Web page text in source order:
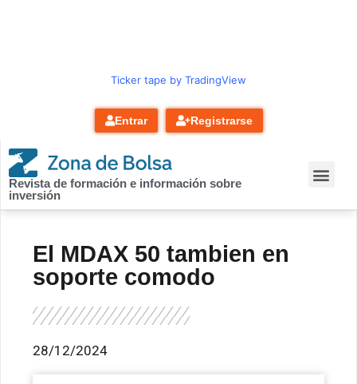
Ticker tape by TradingView
Entrar Registrarse
Revista de formación e información sobre
inversión
El MDAX 50 tambien en
soporte comodo
28/12/2024